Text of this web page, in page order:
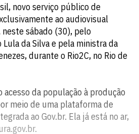
novo serviço público de
ao audiovisual
sábado (30), pelo
da Silva e pela ministra da
durante o Rio2C, no Rio de
da população à produção
meio de uma plataforma de
ao Gov.br. Ela já está no ar,